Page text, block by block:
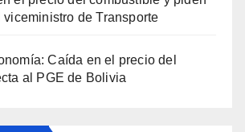
viceministro de Transporte
Caída en el precio del
al PGE de Bolivia